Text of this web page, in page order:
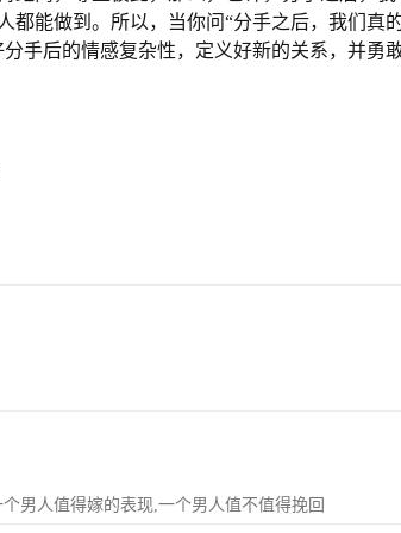
都能做到。所以，当你问“分手之后，我们真
手后的情感复杂性，定义好新的关系，并勇
个男人值得嫁的表现,一个男人值不值得挽回